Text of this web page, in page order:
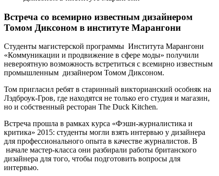
Встреча со всемирно известным дизайнером
Томом Диксоном в институте Марангони
Студенты магистерской программы Института Марангони
«Коммуникации и продвижение в сфере моды» получили
невероятную возможность встретиться с всемирно известным
промышленным дизайнером Томом Диксоном.
Том пригласил ребят в старинный викторианский особняк на
Лэдброук-Гров, где находятся не только его студия и магазин,
но и собственный ресторан The Duck Kitchen.
Встреча прошла в рамках курса «Фэшн-журналистика и
критика» 2015: студенты могли взять интервью у дизайнера
для профессионального опыта в качестве журналистов. В
начале мастер-класса они разбирали работы британского
дизайнера для того, чтобы подготовить вопросы для
интервью.